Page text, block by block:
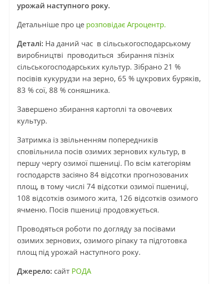
урожай наступного року.
Детальніше про це розповідає Агроцентр.
Деталі: На даний час в сільськогосподарському
виробництві проводиться збирання пізніх
сільськогосподарських культур. Зібрано 21 %
посівів кукурудзи на зерно, 65 % цукрових буряків,
83 % сої, 88 % соняшника.
Завершено збирання картоплі та овочевих
культур.
Затримка із звільненням попередників
сповільнила посів озимих зернових культур, в
першу чергу озимої пшениці. По всім категоріям
господарств засіяно 84 відсотки прогнозованих
площ, в тому числі 74 відсотки озимої пшениці,
108 відсотків озимого жита, 126 відсотків озимого
ячменю. Посів пшениці продовжується.
Проводяться роботи по догляду за посівами
озимих зернових, озимого ріпаку та підготовка
площ під урожай наступного року.
Джерело: сайт РОДА